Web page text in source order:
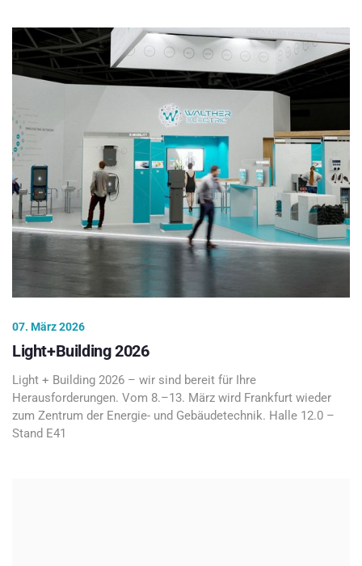
07. März 2026
Light+Building 2026
Light + Building 2026 – wir sind bereit für Ihre
Herausforderungen. Vom 8.–13. März wird Frankfurt wieder
zum Zentrum der Energie- und Gebäudetechnik. Halle 12.0 –
Stand E41